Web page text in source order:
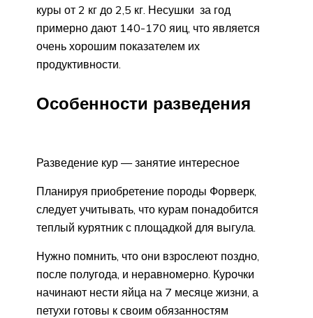
куры от 2 кг до 2,5 кг. Несушки за год
примерно дают 140-170 яиц, что является
очень хорошим показателем их
продуктивности.
Особенности разведения
Разведение кур — занятие интересное
Планируя приобретение породы Форверк,
следует учитывать, что курам понадобится
теплый курятник с площадкой для выгула.
Нужно помнить, что они взрослеют поздно,
после полугода, и неравномерно. Курочки
начинают нести яйца на 7 месяце жизни, а
петухи готовы к своим обязанностям